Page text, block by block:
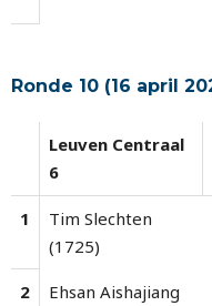
Ronde 10 (16 april
Leuven Centraal
6
1
Tim Slechten
(1725)
2
Ehsan Aishajiang